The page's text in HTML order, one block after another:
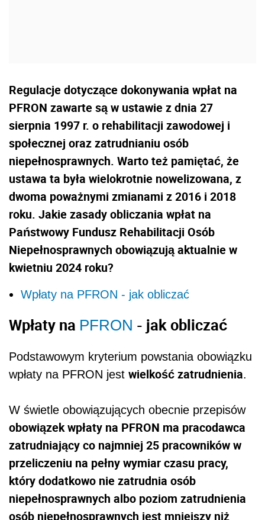
Regulacje dotyczące dokonywania wpłat na
PFRON zawarte są w ustawie z dnia 27
sierpnia 1997 r. o rehabilitacji zawodowej i
społecznej oraz zatrudnianiu osób
niepełnosprawnych. Warto też pamiętać, że
ustawa ta była wielokrotnie nowelizowana, z
dwoma poważnymi zmianami z 2016 i 2018
roku. Jakie zasady obliczania wpłat na
Państwowy Fundusz Rehabilitacji Osób
Niepełnosprawnych obowiązują aktualnie w
kwietniu 2024 roku?
Wpłaty na PFRON - jak obliczać
Wpłaty na PFRON - jak obliczać
Podstawowym kryterium powstania obowiązku
wpłaty na PFRON jest wielkość zatrudnienia.
W świetle obowiązujących obecnie przepisów
obowiązek wpłaty na PFRON ma pracodawca
zatrudniający co najmniej 25 pracowników w
przeliczeniu na pełny wymiar czasu pracy,
który dodatkowo nie zatrudnia osób
niepełnosprawnych albo poziom zatrudnienia
osób niepełnosprawnych jest mniejszy niż